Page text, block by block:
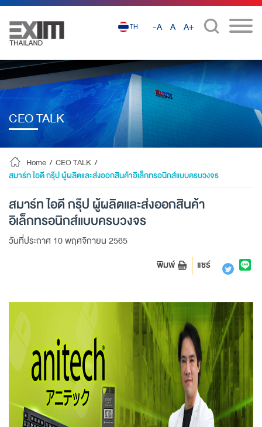
TH -A A A+
CEO TALK
Home / CEO TALK /
สมาร์ท ไอดี กรุ๊ป ผู้ผลิตและส่งออกสินค้าอิเล็กทรอนิกส์แบบครบวงจร
สมาร์ท ไอดี กรุ๊ป ผู้ผลิตและส่งออกสินค้า
อิเล็กทรอนิกส์แบบครบวงจร
วันที่ประกาศ 10 พฤศจิกายน 2565
พิมพ์
แชร์